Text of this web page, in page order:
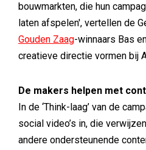
bouwmarkten, die hun
laten afspelen', vertellen de
Gouden Zaag-winnaars Bas
creatieve directie vormen bij
De makers helpen met
In de ‘Think-laag’ van de
social video’s in, die
andere ondersteunende